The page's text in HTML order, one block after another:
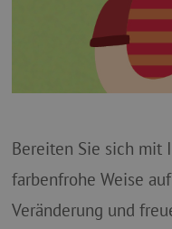
Bereiten Sie sich mit
farbenfrohe Weise
Veränderung und